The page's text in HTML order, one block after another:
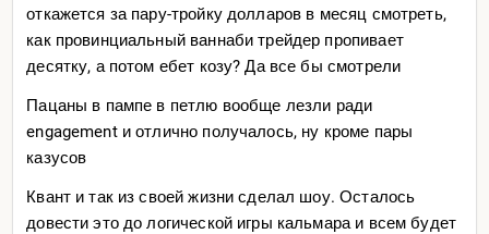
откажется за пару-тройку долларов в месяц смотреть,
как провинциальный ваннаби трейдер пропивает
десятку, а потом ебет козу? Да все бы смотрели
Пацаны в пампе в петлю вообще лезли ради
engagement и отлично получалось, ну кроме пары
казусов
Квант и так из своей жизни сделал шоу. Осталось
довести это до логической игры кальмара и всем будет